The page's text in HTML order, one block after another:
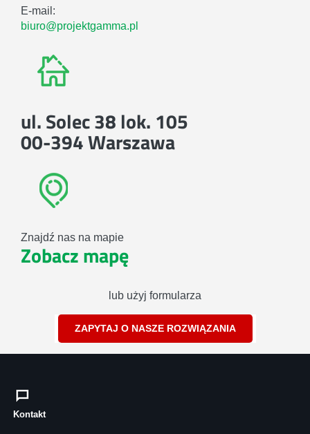
E-mail:
biuro@projektgamma.pl
ul. Solec 38 lok. 105
00-394 Warszawa
Znajdź nas na mapie
Zobacz mapę
lub użyj formularza
ZAPYTAJ O NASZE ROZWIĄZANIA
Kontakt